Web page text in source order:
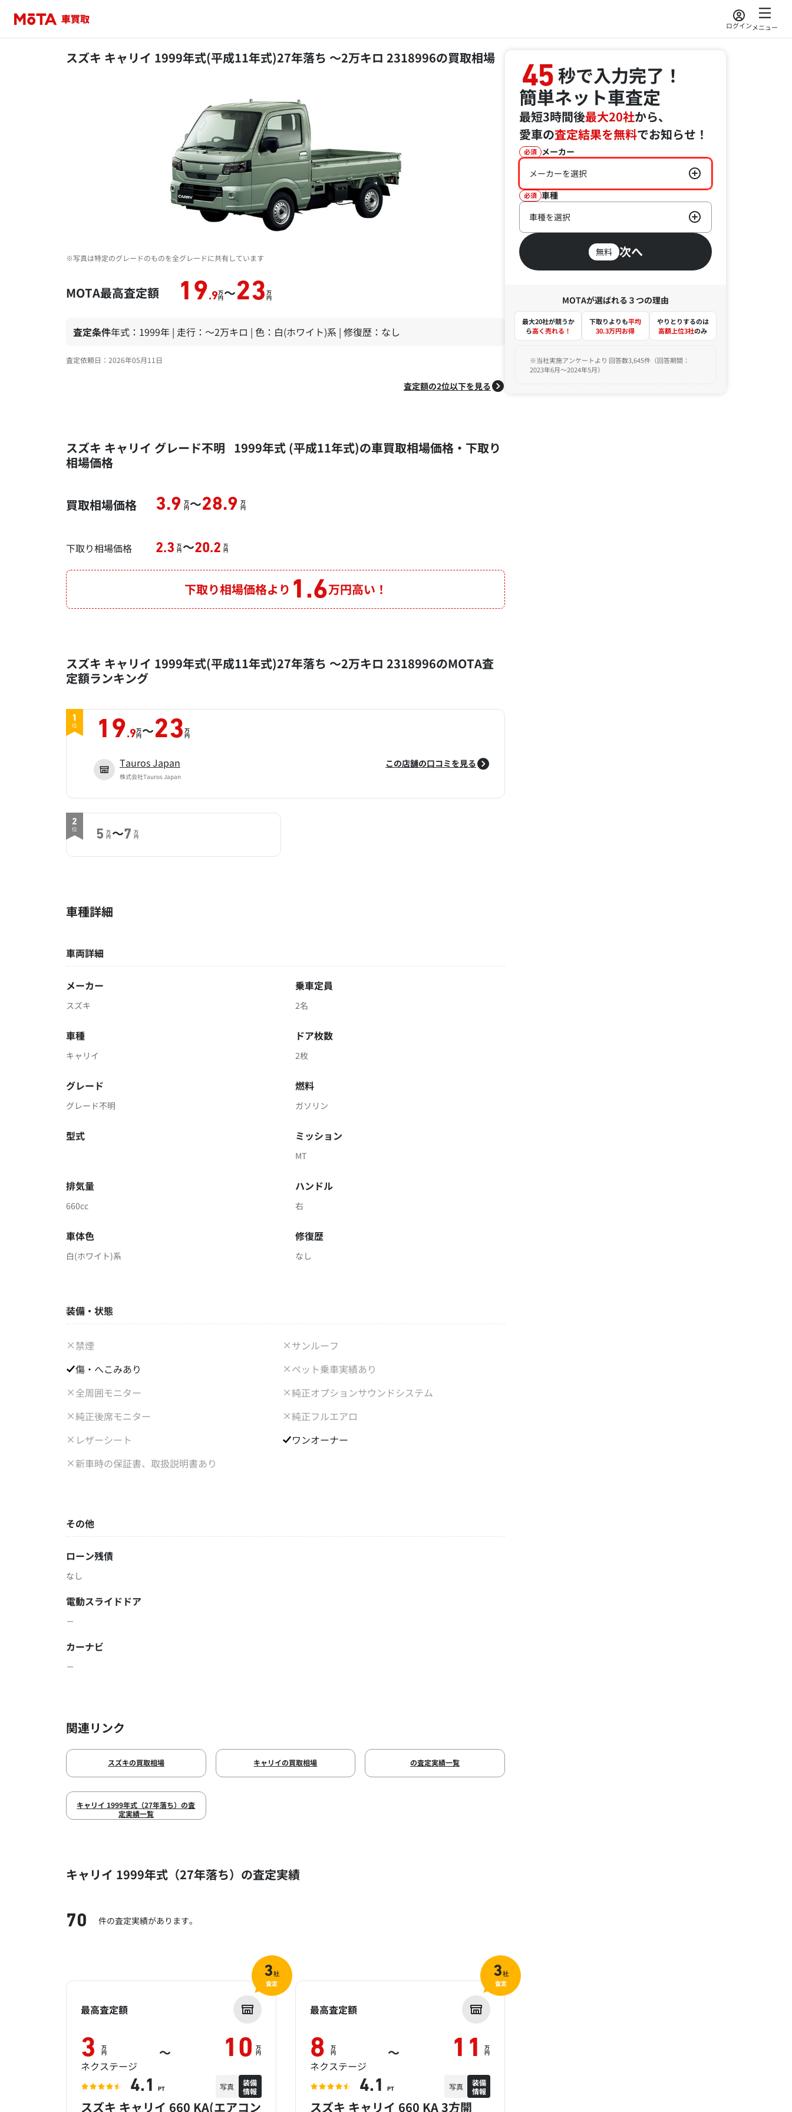
ログインメニュー
スズキ キャリイ 1999年式(平成11年式)27年落ち ～2万キロ 2318996の買取相場
※写真は特定のグレードのものを全グレードに共有しています
MOTA最高査定額 19.9万
円～23 万
円
査定条件年式：1999年 | 走行：～2万キロ | 色：白(ホワイト)系 | 修復歴：なし
査定依頼日：2026年05月11日
査定額の2位以下を見る
スズキ キャリイ グレード不明 1999年式 (平成11年式)の車買取相場価格・下取り
相場価格
買取相場価格 3.9 万
円～28.9 万
円
下取り相場価格 2.3 万
円 ～20.2 万
円
下取り相場価格より 1.6万円高い！
スズキ キャリイ 1999年式(平成11年式)27年落ち ～2万キロ 2318996のMOTA査
定額ランキング
1
位 19.9万
円～23 万
円
Tauros Japan
株式会社Tauros Japan
この店舗の口コミを見る
2
位 5 万
円 ～7 万
円
車種詳細
車両詳細
メーカー
スズキ
乗車定員
2名
車種
キャリイ
ドア枚数
2枚
グレード
グレード不明
燃料
ガソリン
型式 ミッション
MT
排気量
660cc
ハンドル
右
車体色
白(ホワイト)系
修復歴
なし
装備・状態
禁煙
サンルーフ
傷・へこみあり
ペット乗車実績あり
全周囲モニター
純正オプションサウンドシステム
純正後席モニター
純正フルエアロ
レザーシート
ワンオーナー
新車時の保証書、取扱説明書あり
その他
ローン残債
なし
電動スライドドア
－
カーナビ
－
関連リンク
スズキの買取相場 キャリイの買取相場 の査定実績一覧
キャリイ 1999年式（27年落ち）の査
定実績一覧
キャリイ 1999年式（27年落ち）の査定実績
70 件の査定実績があります。
スズキ キャリイ 660 KA(エアコン
最高査定額
3 万
円 ～ 10 万
円
ネクステージ
4.1 PT 写真
装備
情報
3社
査定
スズキ キャリイ 660 KA 3方開
最高査定額
8 万
円 ～ 11 万
円
ネクステージ
4.1 PT 写真
装備
情報
3社
査定
45秒で入力完了！
簡単ネット車査定
最短3時間後最大20社から、
愛車の査定結果を無料でお知らせ！
必須 メーカー
メーカーを選択
必須 車種
車種を選択
無料 次へ
MOTAが選ばれる３つの理由
最大20社が競うか
ら高く売れる！
下取りよりも平均
30.3万円お得
やりとりするのは
高額上位3社のみ
※当社実施アンケートより 回答数3,645件（回答期間：
2023年6月～2024年5月）